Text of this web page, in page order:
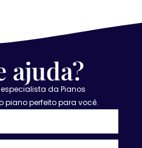
ajuda?
da Pianos
piano perfeito para você.